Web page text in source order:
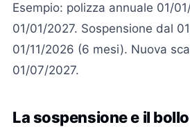
Esempio: polizza annuale 01/
01/01/2027. Sospensione dal
01/11/2026 (6 mesi). Nuova
01/07/2027.
La sospensione e il bollo